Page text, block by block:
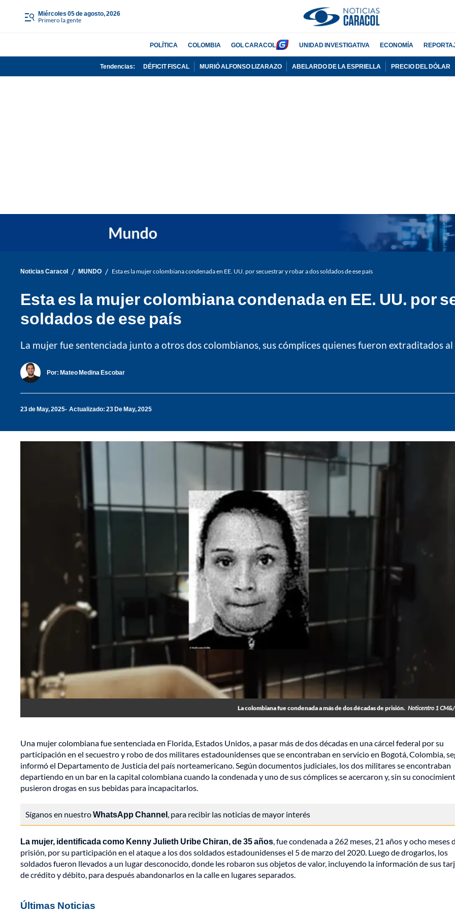
miércoles 05 de agosto, 2026
Primero la gente
POLÍTICA COLOMBIA GOL CARACOL UNIDAD INVESTIGATIVA ECONOMÍA
Tendencias: DÉFICIT FISCAL MURIÓ ALFONSO LIZARAZO ABELARDO DE LA ESPRIELLA PRECIO DEL DÓLAR
Noticias Caracol / MUNDO / Esta es la mujer colombiana condenada en EE. UU. por secuestrar y robar a dos soldados de ese país
Esta es la mujer colombiana condenada en EE. UU. por
soldados de ese país
La mujer fue sentenciada junto a otros dos colombianos, sus cómplices quienes fueron extraditados
Por: Mateo Medina Escobar
23 de May, 2025 Actualizado: 23 De May, 2025
La colombiana fue condenada a más de dos décadas de prisión. Noticentro 1
Una mujer colombiana fue sentenciada en Florida, Estados Unidos, a pasar más de dos décadas en una cárcel federal por su
participación en el secuestro y robo de dos militares estadounidenses que se encontraban en servicio en Bogotá, Colombia,
informó el Departamento de Justicia del país norteamericano. Según documentos judiciales, los dos militares se encontraban
departiendo en un bar en la capital colombiana cuando la condenada y uno de sus cómplices se acercaron y, sin su
pusieron drogas en sus bebidas para incapacitarlos.
Síganos en nuestroWhatsApp Channel, para recibir las noticias de mayor interés
La mujer, identificada como Kenny Julieth Uribe Chiran, de 35 años, fue condenada a 262 meses, 21 años y ocho meses
prisión, por su participación en el ataque a los dos soldados estadounidenses el 5 de marzo del 2020. Luego de drogarlos, los
soldados fueron llevados a un lugar desconocido, donde les robaron sus objetos de valor, incluyendo la información de sus
de crédito y débito, para después abandonarlos en la calle en lugares separados.
Últimas Noticias